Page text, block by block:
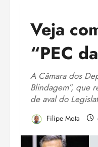
Veja
“PEC
A Câmara dos
Blindagem”, que
de aval do
Filipe Mota